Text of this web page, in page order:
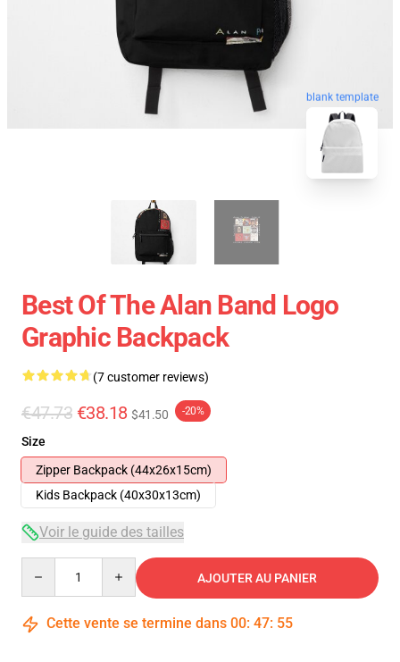
blank template
Best Of The Alan Band Logo
Graphic Backpack
(7 customer reviews)
€47.73 €38.18 $41.50 -20%
Size
Zipper Backpack (44x26x15cm)
Kids Backpack (40x30x13cm)
Voir le guide des tailles
AJOUTER AU PANIER
Cette vente se termine dans 00: 47: 54